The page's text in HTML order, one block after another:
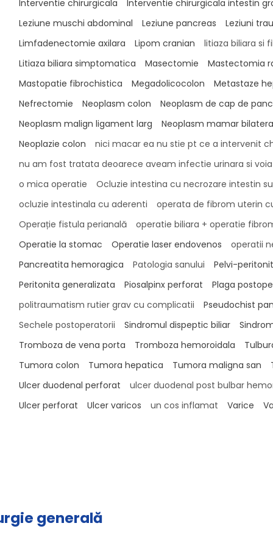
Interventie chirurgicala
Interventie chirurgicala intestin
Leziune muschi abdominal
Leziune pancreas
Leziuni
Limfadenectomie axilara
Lipom cranian
litiaza biliara si
Litiaza biliara simptomatica
Masectomie
Mastectomia
Mastopatie fibrochistica
Megadolicocolon
Metastaze
Nefrectomie
Neoplasm colon
Neoplasm de cap de
Neoplasm malign ligament larg
Neoplasm mamar
Neoplazie colon
nici macar ea nu stie pt ce a intervenit
nu am fost tratata deoarece aveam infectie urinara si
o mica operatie
Ocluzie intestina cu necrozare intestin
ocluzie intestinala cu aderenti
operata de fibrom uterin
Operație fistula perianală
operatie biliara + operatie
Operatie la stomac
Operatie laser endovenos
operatii
Pancreatita hemoragica
Patologia sanului
Pelvi-
Peritonita generalizata
Piosalpinx perforat
Plaga
politraumatism rutier grav cu complicatii
Pseudochist
Sechele postoperatorii
Sindromul dispeptic biliar
Tromboza de vena porta
Tromboza hemoroidala
Tumora colon
Tumora hepatica Tumora maligna san
Ulcer duodenal perforat
ulcer duodenal post bulbar
Ulcer perforat
Ulcer varicos un cos inflamat Varice
generală